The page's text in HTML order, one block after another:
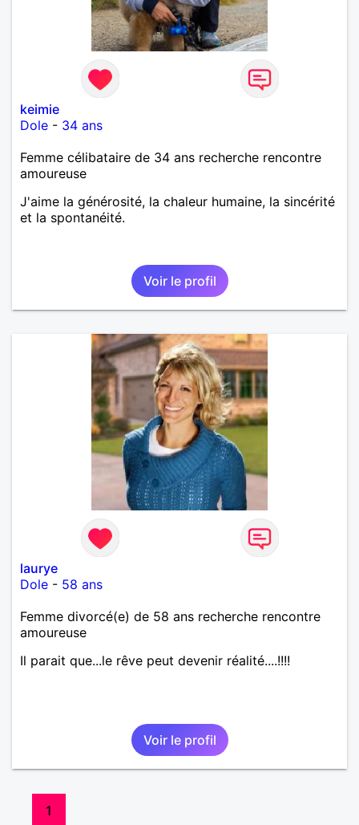
keimie
Dole - 34 ans
Femme célibataire de 34 ans recherche rencontre
amoureuse
J'aime la générosité, la chaleur humaine, la sincérité
et la spontanéité.
Voir le profil
laurye
Dole - 58 ans
Femme divorcé(e) de 58 ans recherche rencontre
amoureuse
Il parait que...le rêve peut devenir réalité....!!!!
Voir le profil
1